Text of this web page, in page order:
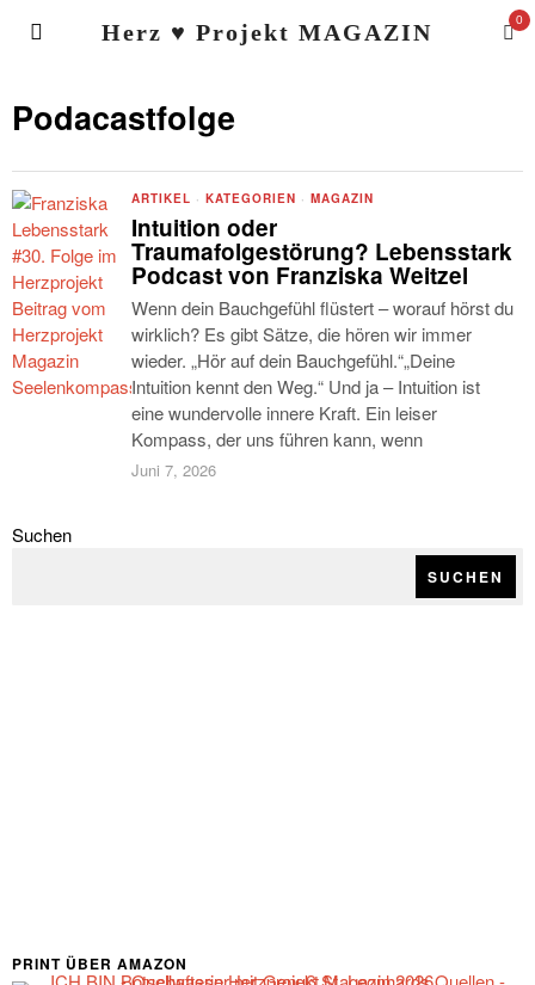
Herz ♥ Projekt MAGAZIN 0
Podacastfolge
ARTIKEL · KATEGORIEN · MAGAZIN
Intuition oder
Traumafolgestörung? Lebensstark
Podcast von Franziska Weitzel
Wenn dein Bauchgefühl flüstert – worauf hörst du
wirklich? Es gibt Sätze, die hören wir immer
wieder. „Hör auf dein Bauchgefühl.“„Deine
Intuition kennt den Weg.“ Und ja – Intuition ist
eine wundervolle innere Kraft. Ein leiser
Kompass, der uns führen kann, wenn
Juni 7, 2026
Suchen
SUCHEN
PRINT ÜBER AMAZON